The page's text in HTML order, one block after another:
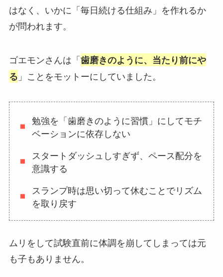
はなく、いかに「毎日続ける仕組み」を作れるか
が問われます。
ゴエモンさんは「歯磨きのように、当たり前にや
る 」ことをモットーにしていました。
勉強を「歯磨きのように習慣」にしてモチ
ベーションに依存しない
スタートダッシュしすぎず、ペース配分を
意識する
スランプ時は思い切って休むことでリズム
を取り戻す
ムリをして試験直前に体調を崩してしまっては元
も子もありません。